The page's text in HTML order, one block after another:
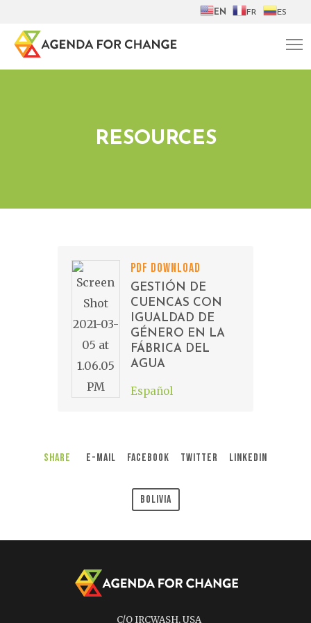
EN FR ES
RESOURCES
PDF DOWNLOAD
GESTIÓN DE
CUENCAS CON
IGUALDAD DE
GÉNERO EN LA
FÁBRICA DEL
AGUA
Español
Share E-Mail Facebook Twitter LinkedIn
Bolivia
C/O IRCWASH, USA